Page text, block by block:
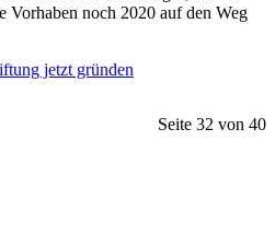
Vorhaben noch 2020 auf den Weg
jetzt gründen
Seite 32 von 40